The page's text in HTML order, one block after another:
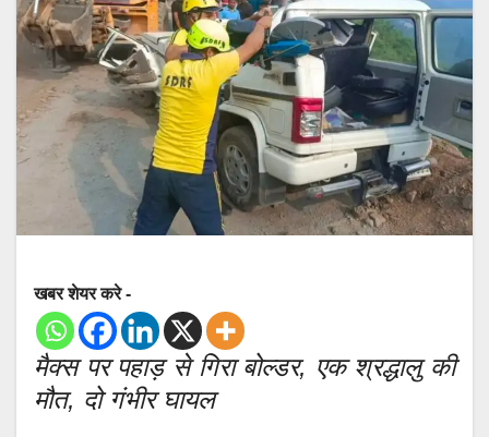
खबर शेयर करे -
मैक्स पर पहाड़ से गिरा बोल्डर, एक श्रद्धालु की
मौत, दो गंभीर घायल